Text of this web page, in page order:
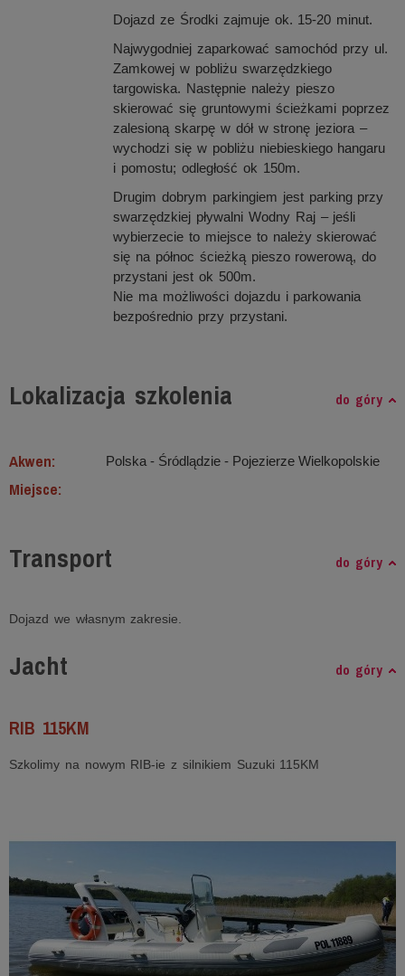
Dojazd ze Środki zajmuje ok. 15-20 minut.
Najwygodniej zaparkować samochód przy ul.
Zamkowej w pobliżu swarzędzkiego
targowiska. Następnie należy pieszo
skierować się gruntowymi ścieżkami poprzez
zalesioną skarpę w dół w stronę jeziora –
wychodzi się w pobliżu niebieskiego hangaru
i pomostu; odległość ok 150m.
Drugim dobrym parkingiem jest parking przy
swarzędzkiej pływalni Wodny Raj – jeśli
wybierzecie to miejsce to należy skierować
się na północ ścieżką pieszo rowerową, do
przystani jest ok 500m.
Nie ma możliwości dojazdu i parkowania
bezpośrednio przy przystani.
Lokalizacja szkolenia do góry
Akwen: Polska - Śródlądzie ‐ Pojezierze Wielkopolskie
Miejsce:
Transport do góry
Dojazd we własnym zakresie.
Jacht do góry
RIB 115KM
Szkolimy na nowym RIB-ie z silnikiem Suzuki 115KM